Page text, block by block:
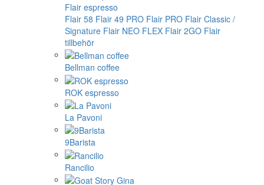
Flair espresso
Flair 58 Flair 49 PRO Flair PRO Flair Classic /
Signature Flair NEO FLEX Flair 2GO Flair
tillbehör
Bellman coffee
ROK espresso
La Pavoni
9Barista
Rancilio